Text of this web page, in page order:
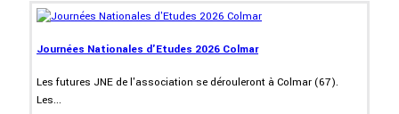
Journées Nationales d'Etudes 2026 Colmar
Les futures JNE de l'association se dérouleront à Colmar (67).
Les...